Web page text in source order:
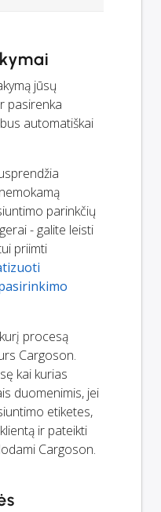
jūsų
pasirenka
automatiškai
parinkčių
- galite leisti
priimti
procesą
Cargoson.
kai kurias
duomenimis, jei
etiketes,
ir pateikti
Cargoson.